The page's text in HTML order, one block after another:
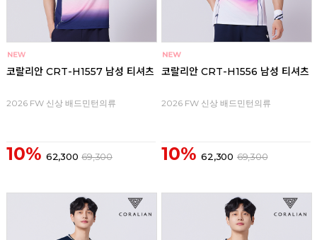
코랄리안 CRT-H1557 남성 티셔츠
2026 FW 신상 배드민턴의류
10% 62,300 69,300
코랄리안 CRT-H1556 남성 티셔츠
2026 FW 신상 배드민턴의류
10% 62,300 69,300